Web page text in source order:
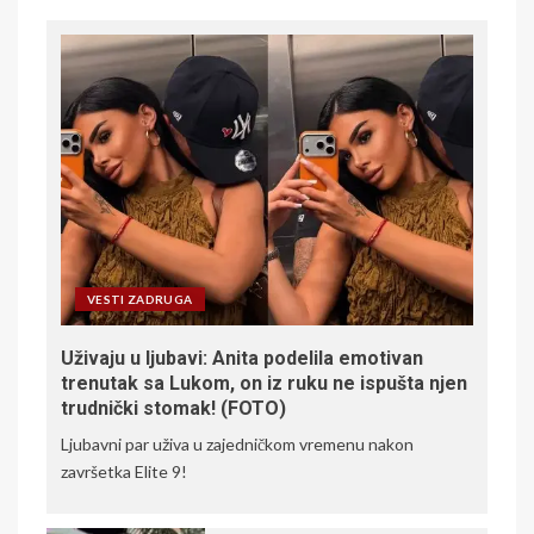
VESTI ZADRUGA
Uživaju u ljubavi: Anita podelila emotivan
trenutak sa Lukom, on iz ruku ne ispušta njen
trudnički stomak! (FOTO)
Ljubavni par uživa u zajedničkom vremenu nakon
završetka Elite 9!